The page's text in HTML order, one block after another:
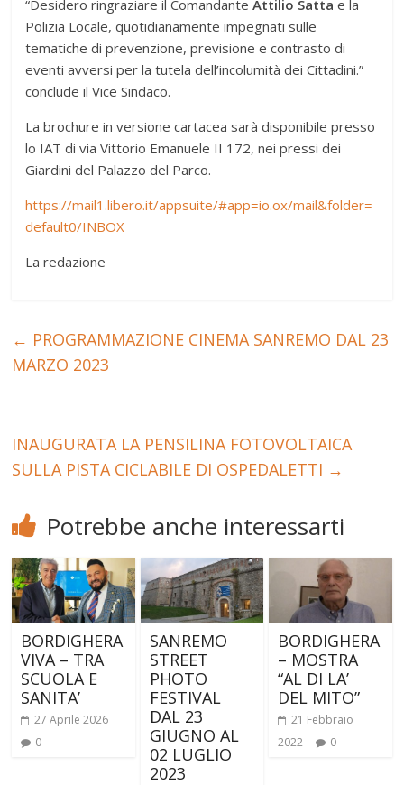
“Desidero ringraziare il ComandanteAttilio Sattae la
Polizia Locale, quotidianamente impegnati sulle
tematiche di prevenzione, previsione e contrasto di
eventi avversi per la tutela dell’incolumità dei Cittadini.”
conclude il Vice Sindaco.
La brochure in versione cartacea sarà disponibile presso
lo IAT di via Vittorio Emanuele II 172, nei pressi dei
Giardini del Palazzo del Parco.​
https://mail1.libero.it/appsuite/#app=io.ox/mail&folder=
default0/INBOX
La redazione
← PROGRAMMAZIONE CINEMA SANREMO DAL 23
MARZO 2023
INAUGURATA LA PENSILINA FOTOVOLTAICA
SULLA PISTA CICLABILE DI OSPEDALETTI →
Potrebbe anche interessarti
BORDIGHERA
VIVA – TRA
SCUOLA E
SANITA’
27 Aprile 2026
0
SANREMO
STREET
PHOTO
FESTIVAL
DAL 23
GIUGNO AL
02 LUGLIO
2023
BORDIGHERA
– MOSTRA
“AL DI LA’
DEL MITO”
21 Febbraio
2022
0